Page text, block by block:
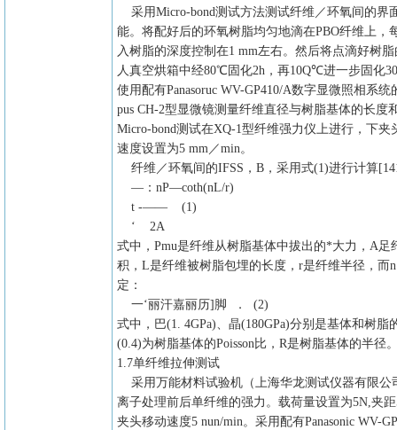
采用Micro-bond测试方法测试纤维／环氧间的界
能。将配好后的环氧树脂均匀地滴在PBO纤维上，
入树脂的深度控制在1 mm左右。然后将点滴好树
人真空烘箱中经80℃固化2h，再10Q℃进一步固化
使用配有Panasoruc WV-GP410/A数字显微照相系统
pus CH-2型显微镜测量纤维直径与树脂基体的长度
Micro-bond测试在XQ-1型纤维强力仪上进行，下夹
速度设置为5 mm／min。
纤维／环氧间的IFSS，B，采用式(1)进行计算
—：nP—coth(nL/r)
t -—— (1)
‘ 2A
式中，Pmu是纤维从树脂基体中拔出的*大力，A足
积，L是纤维被树脂包埋的长度，r是纤维半径，而
定：
一‘丽汗嘉丽历]脚 ． (2)
式中，巴(1. 4GPa)、晶(180GPa)分别是基体和树
(0.4)为树脂基体的Poisson比，R是树脂基体的半径
1.7单纤维拉伸测试
采用万能材料试验机（上海华龙测试仪器有限公
离子处理前后单纤维的强力。载荷量设置为5N,夹
夹头移动速度5 nun/min。采用配有Panasonic WV-